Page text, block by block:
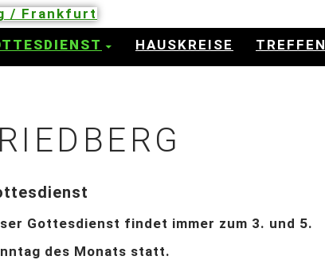
/ Frankfurt
HAUSKREISE TREFFEN
Gottesdienst findet immer zum 3. und 5.
des Monats statt.